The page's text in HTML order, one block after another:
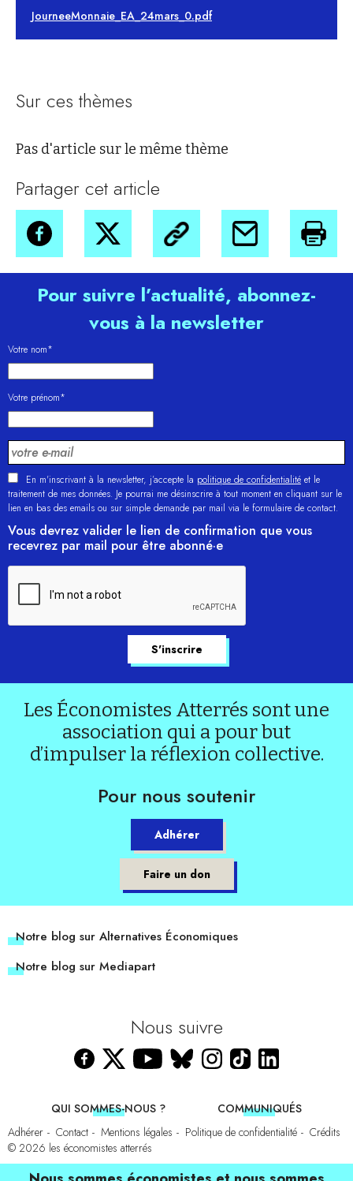
JourneeMonnaie_EA_24mars_0.pdf
Sur ces thèmes
Pas d'article sur le même thème
Partager cet article
Pour suivre l’actualité, abonnez-
vous à la newsletter
Votre nom*
Votre prénom*
En m'inscrivant à la newsletter, j’accepte la politique de confidentialité et le
traitement de mes données. Je pourrai me désinscrire à tout moment en cliquant sur le
lien en bas des emails ou sur simple demande par mail via le formulaire de contact.
Vous devrez valider le lien de confirmation que vous
recevrez par mail pour être abonné·e
Les Économistes Atterrés sont une
association qui a pour but
d’impulser la réflexion collective.
Pour nous soutenir
Adhérer
Faire un don
Notre blog sur Alternatives Économiques
Notre blog sur Mediapart
Nous suivre
QUI SOMMES-NOUS ?
COMMUNIQUÉS
Adhérer
Contact Mentions légales Politique de confidentialité
Crédits
© 2026 les économistes atterrés